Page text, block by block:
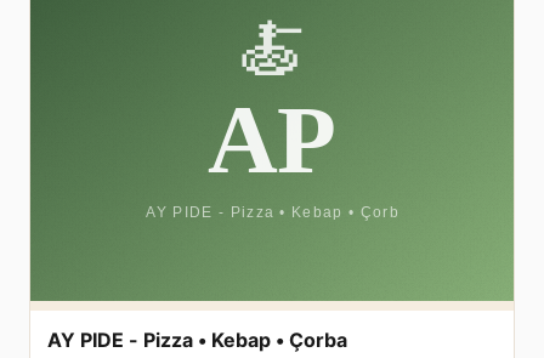
AY PIDE - Pizza • Kebap • Çorba